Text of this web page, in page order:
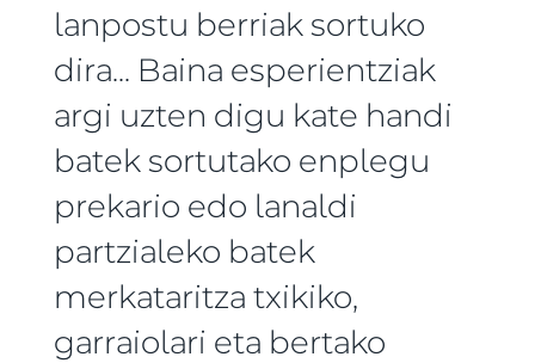
lanpostu berriak sortuko
dira... Baina esperientziak
argi uzten digu kate handi
batek sortutako enplegu
prekario edo lanaldi
partzialeko batek
merkataritza txikiko,
garraiolari eta bertako